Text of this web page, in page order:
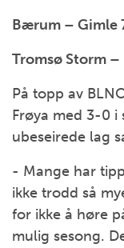
Bærum – Gimle
Tromsø Storm
På topp av
Frøya med 3-0 i
ubeseirede lag
- Mange har
ikke trodd så
for ikke å høre
mulig sesong.